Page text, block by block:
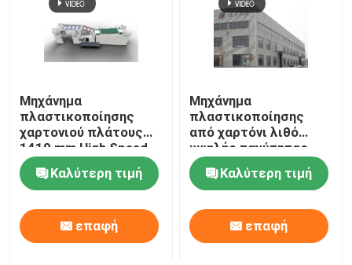
Μηχάνημα
πλαστικοποίησης
χαρτονιού πλάτους
1410 mm High Speed ​​
DX-1410
Καλύτερη τιμή
επαφή
Μηχάνημα
πλαστικοποίησης
από χαρτόνι λιθό
υψηλής ταχύτητας
150 τμχ/Min DX-1207
Καλύτερη τιμή
επαφή